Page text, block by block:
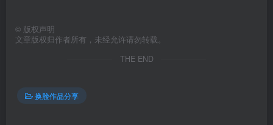
© 版权声明
文章版权归作者所有，未经允许请勿转载。
THE END
换脸作品分享